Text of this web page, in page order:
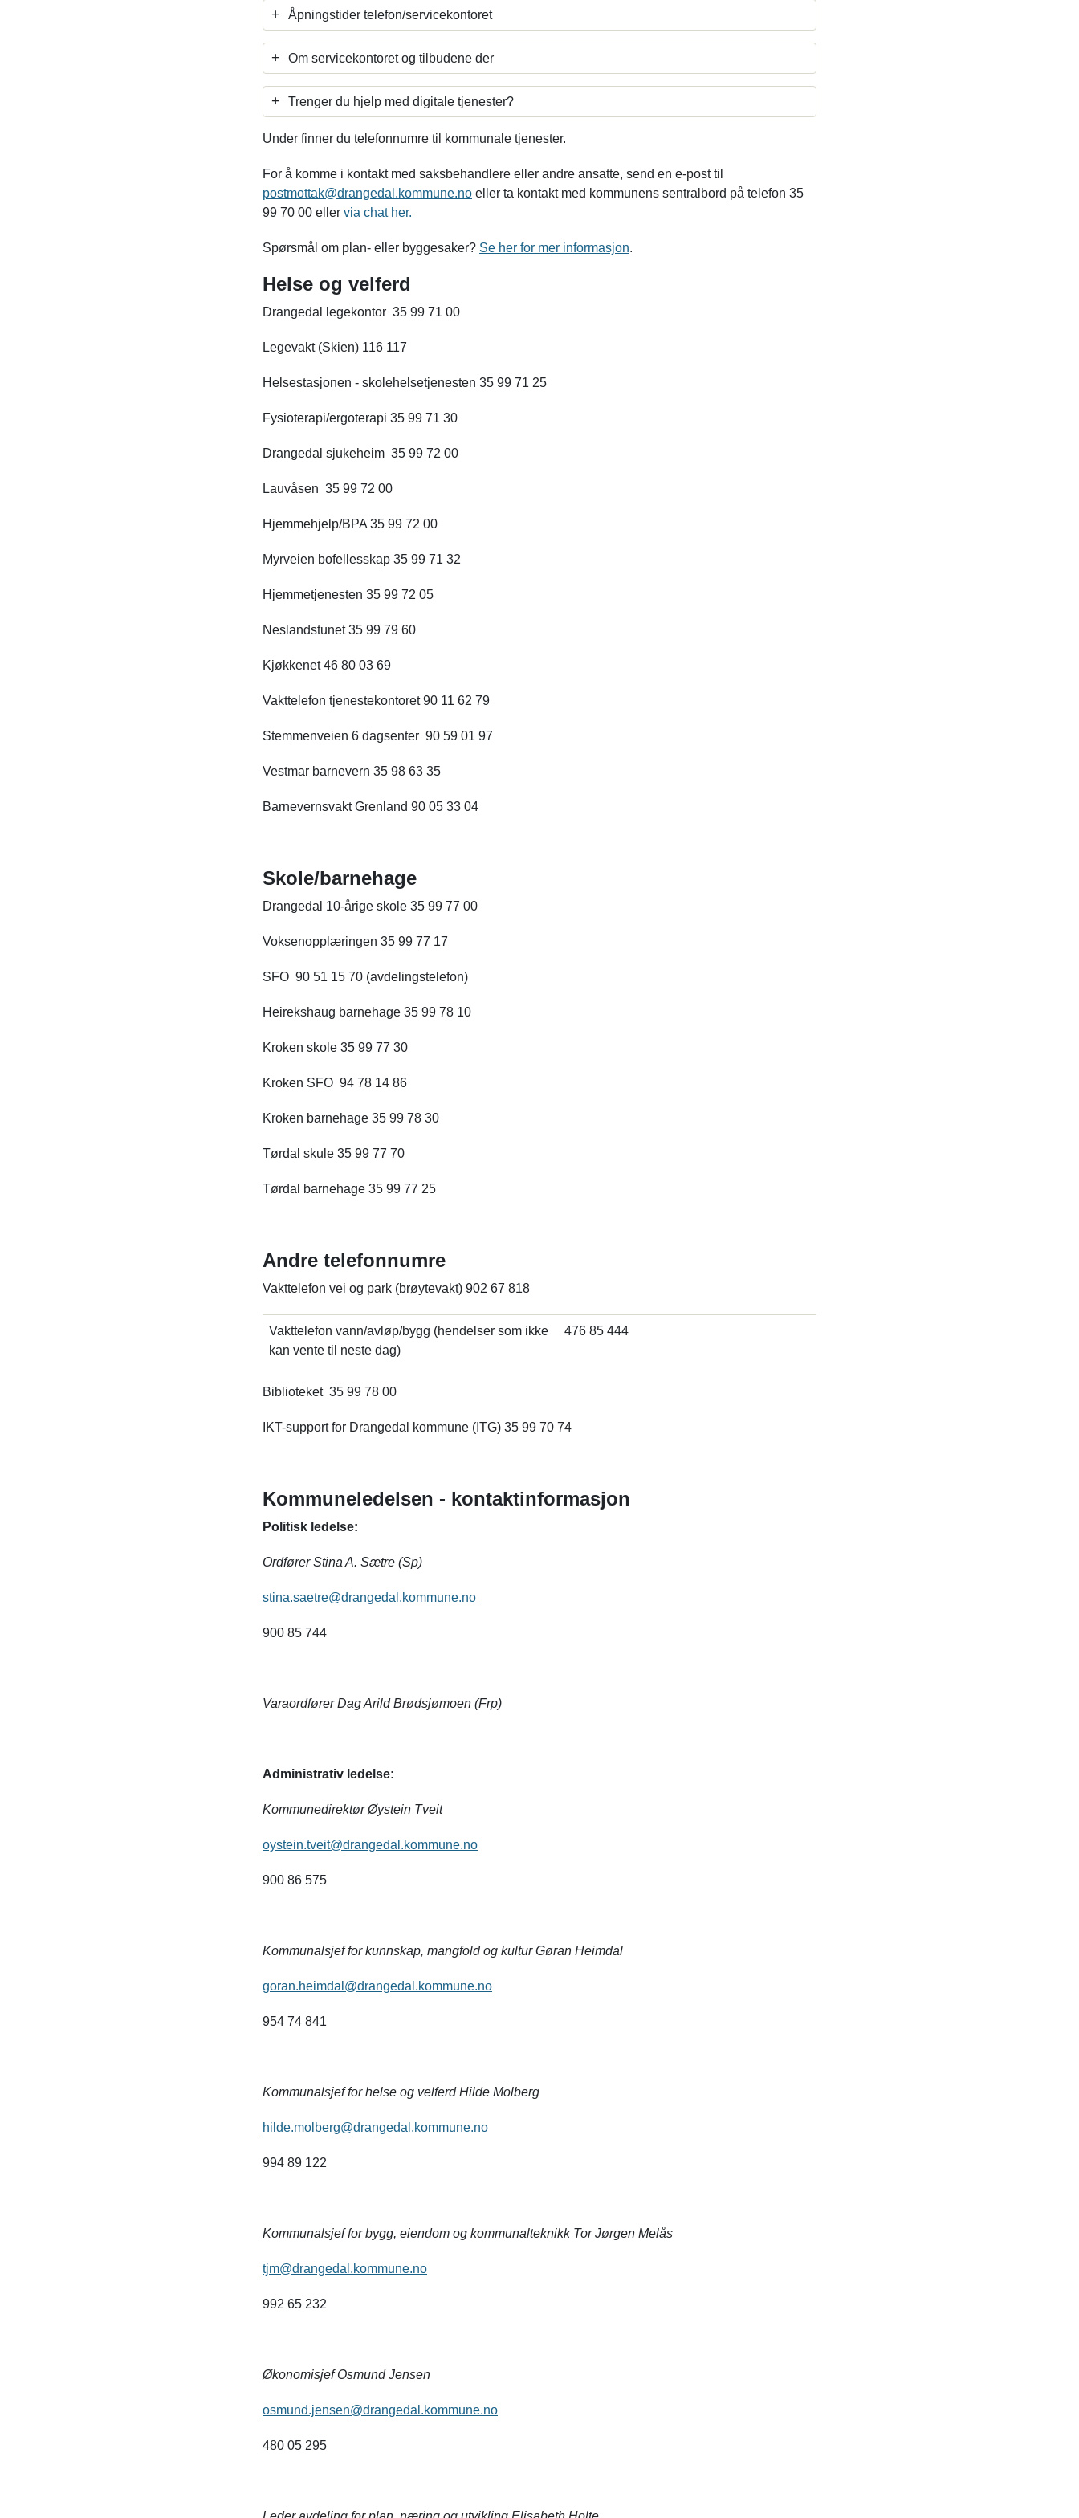
+ Åpningstider telefon/servicekontoret
+ Om servicekontoret og tilbudene der
+ Trenger du hjelp med digitale tjenester?
Under finner du telefonnumre til kommunale tjenester.
For å komme i kontakt med saksbehandlere eller andre ansatte, send en e-post til
postmottak@drangedal.kommune.no eller ta kontakt med kommunens sentralbord på telefon 35
99 70 00 eller via chat her.
Spørsmål om plan- eller byggesaker? Se her for mer informasjon.
Helse og velferd
Drangedal legekontor 35 99 71 00
Legevakt (Skien) 116 117
Helsestasjonen - skolehelsetjenesten 35 99 71 25
Fysioterapi/ergoterapi 35 99 71 30
Drangedal sjukeheim 35 99 72 00
Lauvåsen 35 99 72 00
Hjemmehjelp/BPA 35 99 72 00
Myrveien bofellesskap 35 99 71 32
Hjemmetjenesten 35 99 72 05
Neslandstunet 35 99 79 60
Kjøkkenet 46 80 03 69
Vakttelefon tjenestekontoret 90 11 62 79
Stemmenveien 6 dagsenter 90 59 01 97
Vestmar barnevern 35 98 63 35
Barnevernsvakt Grenland 90 05 33 04
Skole/barnehage
Drangedal 10-årige skole 35 99 77 00
Voksenopplæringen 35 99 77 17
SFO 90 51 15 70 (avdelingstelefon)
Heirekshaug barnehage 35 99 78 10
Kroken skole 35 99 77 30
Kroken SFO 94 78 14 86
Kroken barnehage 35 99 78 30
Tørdal skule 35 99 77 70
Tørdal barnehage 35 99 77 25
Andre telefonnumre
Vakttelefon vei og park (brøytevakt) 902 67 818
Vakttelefon vann/avløp/bygg (hendelser som ikke
kan vente til neste dag)
476 85 444
Biblioteket 35 99 78 00
IKT-support for Drangedal kommune (ITG) 35 99 70 74
Kommuneledelsen - kontaktinformasjon
Politisk ledelse:
Ordfører Stina A. Sætre (Sp)
stina.saetre@drangedal.kommune.no
900 85 744
Varaordfører Dag Arild Brødsjømoen (Frp)
Administrativ ledelse:
Kommunedirektør Øystein Tveit
oystein.tveit@drangedal.kommune.no
900 86 575
Kommunalsjef for kunnskap, mangfold og kultur Gøran Heimdal
goran.heimdal@drangedal.kommune.no
954 74 841
Kommunalsjef for helse og velferd Hilde Molberg
hilde.molberg@drangedal.kommune.no
994 89 122
Kommunalsjef for bygg, eiendom og kommunalteknikk Tor Jørgen Melås
tjm@drangedal.kommune.no
992 65 232
Økonomisjef Osmund Jensen
osmund.jensen@drangedal.kommune.no
480 05 295